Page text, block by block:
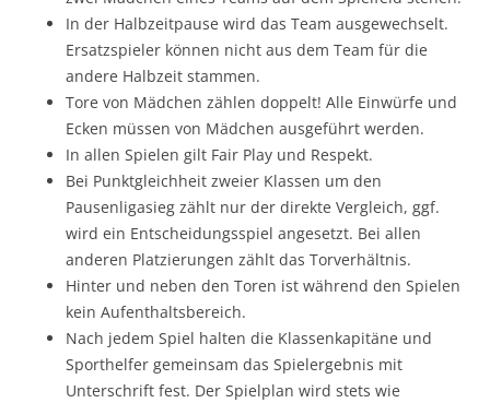
In der Halbzeitpause wird das Team ausgewechselt.
Ersatzspieler können nicht aus dem Team für die
andere Halbzeit stammen.
Tore von Mädchen zählen doppelt! Alle Einwürfe und
Ecken müssen von Mädchen ausgeführt werden.
In allen Spielen gilt Fair Play und Respekt.
Bei Punktgleichheit zweier Klassen um den
Pausenligasieg zählt nur der direkte Vergleich, ggf.
wird ein Entscheidungsspiel angesetzt. Bei allen
anderen Platzierungen zählt das Torverhältnis.
Hinter und neben den Toren ist während den Spielen
kein Aufenthaltsbereich.
Nach jedem Spiel halten die Klassenkapitäne und
Sporthelfer gemeinsam das Spielergebnis mit
Unterschrift fest. Der Spielplan wird stets wie